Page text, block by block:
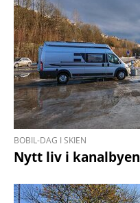
BOBIL-DAG I SKIEN
Nytt liv i kanalbyen